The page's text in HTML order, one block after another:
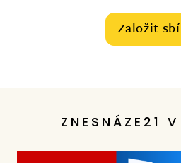
Založit
ZNESNÁZE21